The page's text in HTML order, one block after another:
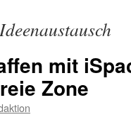
Ideenaustausch
mit
Zone